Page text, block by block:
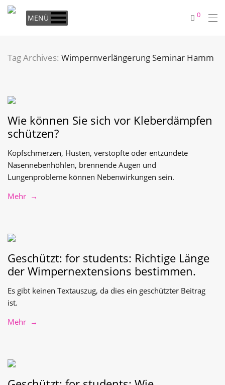
MENÜ 0
Tag Archives: Wimpernverlängerung Seminar Hamm
Wie können Sie sich vor Kleberdämpfen
schützen?
Kopfschmerzen, Husten, verstopfte oder entzündete
Nasennebenhöhlen, brennende Augen und
Lungenprobleme können Nebenwirkungen sein.
Mehr →
Geschützt: for students: Richtige Länge
der Wimpernextensions bestimmen.
Es gibt keinen Textauszug, da dies ein geschützter Beitrag
ist.
Mehr →